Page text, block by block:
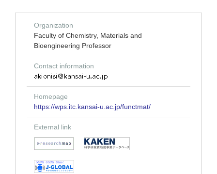
Organization
Faculty of Chemistry, Materials and
Bioengineering Professor
Contact information
Homepage
https://wps.itc.kansai-u.ac.jp/functmat/
External link